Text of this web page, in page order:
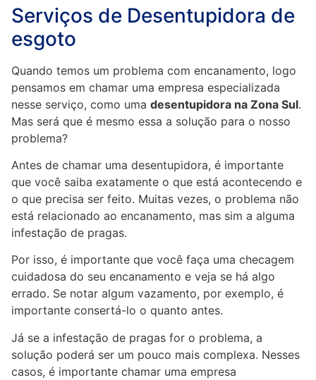
Serviços de Desentupidora de
esgoto
Quando temos um problema com encanamento, logo
pensamos em chamar uma empresa especializada
nesse serviço, como uma desentupidora na Zona Sul.
Mas será que é mesmo essa a solução para o nosso
problema?
Antes de chamar uma desentupidora, é importante
que você saiba exatamente o que está acontecendo e
o que precisa ser feito. Muitas vezes, o problema não
está relacionado ao encanamento, mas sim a alguma
infestação de pragas.
Por isso, é importante que você faça uma checagem
cuidadosa do seu encanamento e veja se há algo
errado. Se notar algum vazamento, por exemplo, é
importante consertá-lo o quanto antes.
Já se a infestação de pragas for o problema, a
solução poderá ser um pouco mais complexa. Nesses
casos, é importante chamar uma empresa